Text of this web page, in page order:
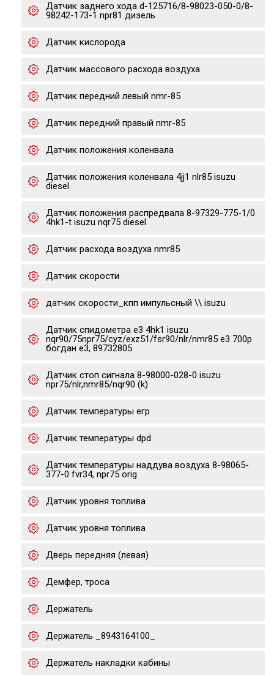
Датчик заднего хода d-125716/8-98023-050-0/8-
98242-173-1 npr81 дизель
Датчик кислорода
Датчик массового расхода воздуха
Датчик передний левый nmr-85
Датчик передний правый nmr-85
Датчик положения коленвала
Датчик положения коленвала 4jj1 nlr85 isuzu
diesel
Датчик положения распредвала 8-97329-775-1/0
4hk1-t isuzu nqr75 diesel
Датчик расхода воздуха nmr85
Датчик скорости
датчик скорости_кпп импульсный \\ isuzu
Датчик спидометра е3 4hk1 isuzu
nqr90/75npr75/cyz/exz51/fsr90/nlr/nmr85 e3 700p
богдан е3, 89732805
Датчик стоп сигнала 8-98000-028-0 isuzu
npr75/nlr,nmr85/nqr90 (k)
Датчик температуры егр
Датчик температуры dpd
Датчик температуры наддува воздуха 8-98065-
377-0 fvr34, npr75 orig
Датчик уровня топлива
Датчик уровня топлива
Дверь передняя (левая)
Демфер, троса
Держатель
Держатель _8943164100_
Держатель накладки кабины